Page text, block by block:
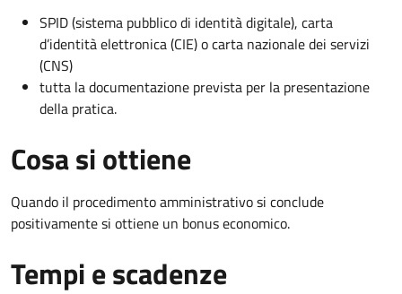
SPID (sistema pubblico di identità digitale), carta
d’identità elettronica (CIE) o carta nazionale dei servizi
(CNS)
tutta la documentazione prevista per la presentazione
della pratica.
Cosa si ottiene
Quando il procedimento amministrativo si conclude
positivamente si ottiene un bonus economico.
Tempi e scadenze